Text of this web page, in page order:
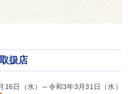
扱店
16日（水）～令和3年3月31日（水）